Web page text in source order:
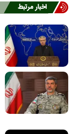
اخبار مرتبط